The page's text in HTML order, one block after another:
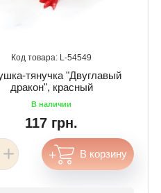
54549
тянучка "Двуглавый
дракон", красный
117 грн.